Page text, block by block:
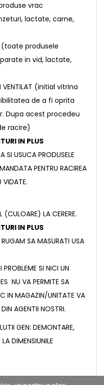
vrac
lactate, carne,
(toate produsele
in vid, lactate,
VENTILAT (initial vitrina
de a fi oprita
Dupa acest procedeu
racire)
IN PLUS
SI USUCA PRODUSELE
PENTRU RACIREA
VIDATE.
LA CERERE.
IN PLUS
SA MASURATI USA
SI NICI UN
NU VA PERMITE SA
IN MAGAZIN/UNITATE VA
AGENTII NOSTRI.
GEN: DEMONTARE,
DIMENSIUNILE